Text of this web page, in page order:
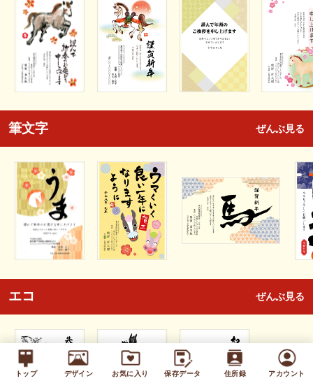
トップ デザイン お気に入り 保存データ 住所録 アカウント
筆文字 ぜんぶ見る
エコ ぜんぶ見る